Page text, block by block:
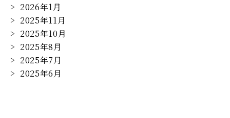
2026年1月
2025年11月
2025年10月
2025年8月
2025年7月
2025年6月